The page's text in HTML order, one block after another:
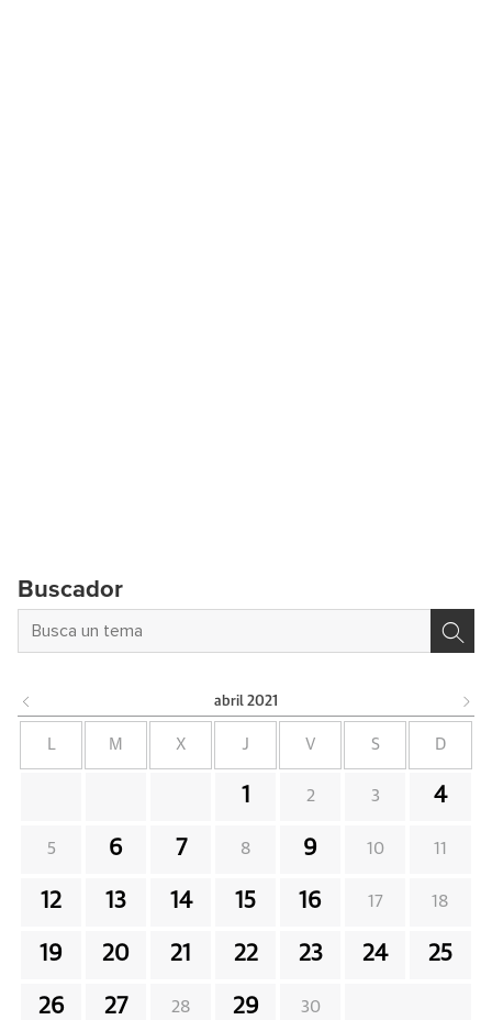
Buscador
abril 2021
L M X J V S D
1 2 3 4
5 6 7 8 9 10 11
12 13 14 15 16 17 18
19 20 21 22 23 24 25
26 27 28 29 30